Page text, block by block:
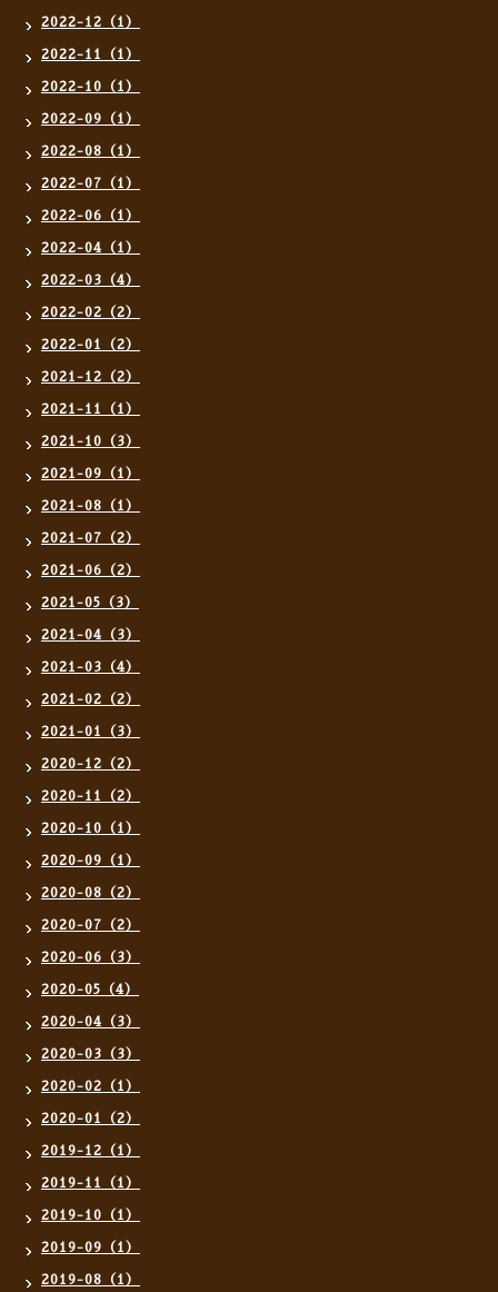
2022-12（1）
2022-11（1）
2022-10（1）
2022-09（1）
2022-08（1）
2022-07（1）
2022-06（1）
2022-04（1）
2022-03（4）
2022-02（2）
2022-01（2）
2021-12（2）
2021-11（1）
2021-10（3）
2021-09（1）
2021-08（1）
2021-07（2）
2021-06（2）
2021-05（3）
2021-04（3）
2021-03（4）
2021-02（2）
2021-01（3）
2020-12（2）
2020-11（2）
2020-10（1）
2020-09（1）
2020-08（2）
2020-07（2）
2020-06（3）
2020-05（4）
2020-04（3）
2020-03（3）
2020-02（1）
2020-01（2）
2019-12（1）
2019-11（1）
2019-10（1）
2019-09（1）
2019-08（1）